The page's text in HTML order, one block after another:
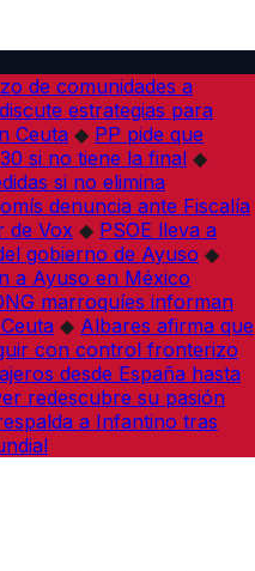
de comunidades a
estrategias para
Ceuta ◆ PP pide que
si no tiene la final ◆
si no elimina
denuncia ante Fiscalía
de Vox ◆ PSOE lleva a
gobierno de Ayuso ◆
a Ayuso en México
marroquíes informan
◆ Albares afirma que
con control fronterizo
desde España hasta
redescubre su pasión
a Infantino tras